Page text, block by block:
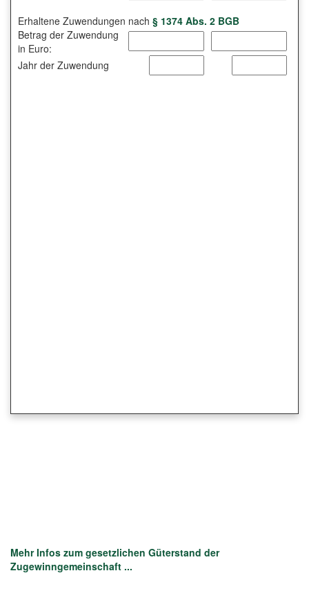
Erhaltene Zuwendungen nach § 1374 Abs. 2 BGB
Betrag der Zuwendung
in Euro:
Jahr der Zuwendung
Mehr Infos zum gesetzlichen Güterstand der
Zugewinngemeinschaft ...